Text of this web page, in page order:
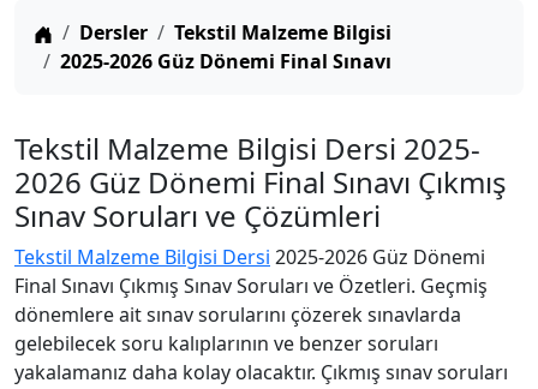
Anasayfa
Dersler
Tekstil Malzeme Bilgisi
2025-2026 Güz Dönemi Final Sınavı
Tekstil Malzeme Bilgisi Dersi 2025-
2026 Güz Dönemi Final Sınavı Çıkmış
Sınav Soruları ve Çözümleri
Tekstil Malzeme Bilgisi Dersi 2025-2026 Güz Dönemi
Final Sınavı Çıkmış Sınav Soruları ve Özetleri. Geçmiş
dönemlere ait sınav sorularını çözerek sınavlarda
gelebilecek soru kalıplarının ve benzer soruları
yakalamanız daha kolay olacaktır. Çıkmış sınav soruları